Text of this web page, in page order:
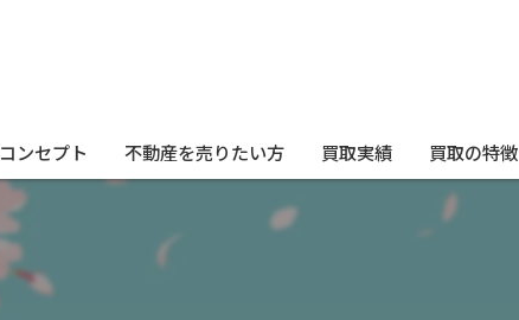
コンセプト 不動産を売りたい方
不動産買取について
買取実績 買取の特徴